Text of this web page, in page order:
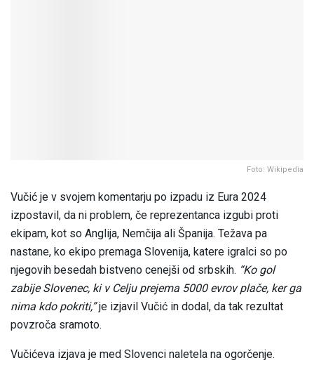
Foto: Wikipedia
Vučić je v svojem komentarju po izpadu iz Eura 2024
izpostavil, da ni problem, če reprezentanca izgubi proti
ekipam, kot so Anglija, Nemčija ali Španija. Težava pa
nastane, ko ekipo premaga Slovenija, katere igralci so po
njegovih besedah bistveno cenejši od srbskih. “Ko gol
zabije Slovenec, ki v Celju prejema 5000 evrov plače, ker ga
nima kdo pokriti,”je izjavil Vučić in dodal, da tak rezultat
povzroča sramoto.
Vučićeva izjava je med Slovenci naletela na ogorčenje.